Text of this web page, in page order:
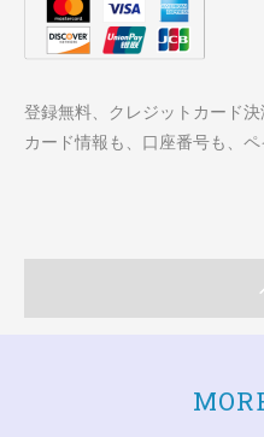
登録無料、クレジットカード決
カード情報も、口座番号も、ペ